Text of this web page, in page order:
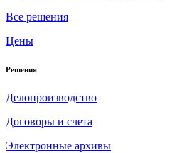
Все решения
Цены
Решения
Делопроизводство
Договоры и счета
Электронные архивы